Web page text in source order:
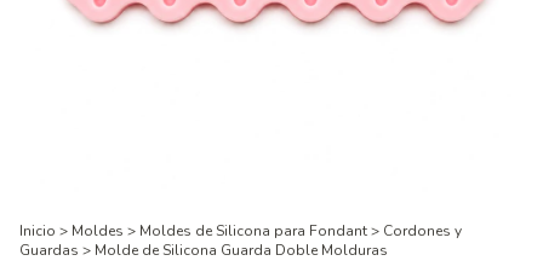
Inicio > Moldes > Moldes de Silicona para Fondant> Cordones y
Guardas > Molde de Silicona Guarda Doble Molduras